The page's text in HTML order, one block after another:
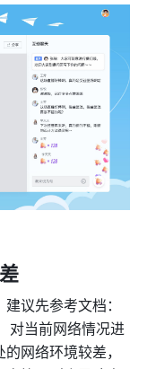
议先参考文档：
对当前网络情况进
网络环境较差，